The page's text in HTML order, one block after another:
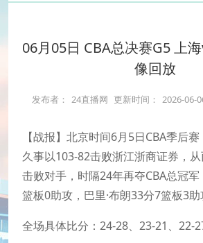
06月05日 CBA总决赛G5 上
像回放
发布者： 24直播网 更新时间： 2026-06-
【战报】北京时间6月5日CBA季后
久事以103-82击败浙江浙商证券，
击败对手，时隔24年再夺CBA总冠
篮板0助攻，巴里·布朗33分7篮板3助
全场具体比分：24-28、23-21、22-